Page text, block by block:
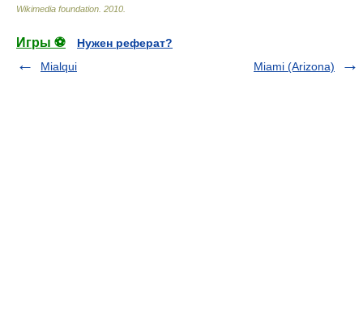
Wikimedia foundation 2010
Игры ⚽
Нужен реферат?
Mialqui
Miami (Arizona)